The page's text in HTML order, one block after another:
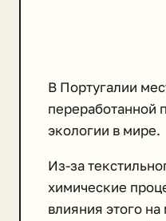
В Португалии
переработанной
экологии в мире.
Из-за
химические
влияния этого